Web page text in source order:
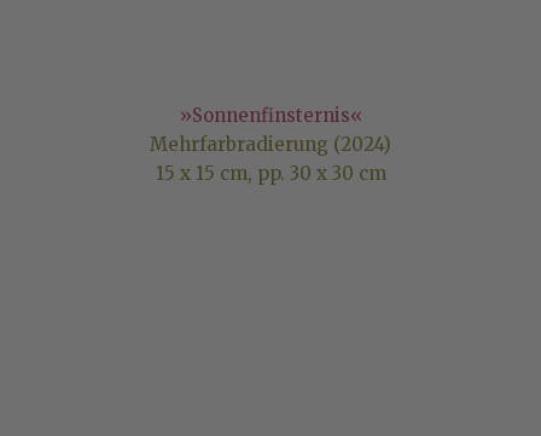
»Sonnenfinsternis«
Mehrfarbradierung (2024)
15 x 15 cm, pp. 30 x 30 cm